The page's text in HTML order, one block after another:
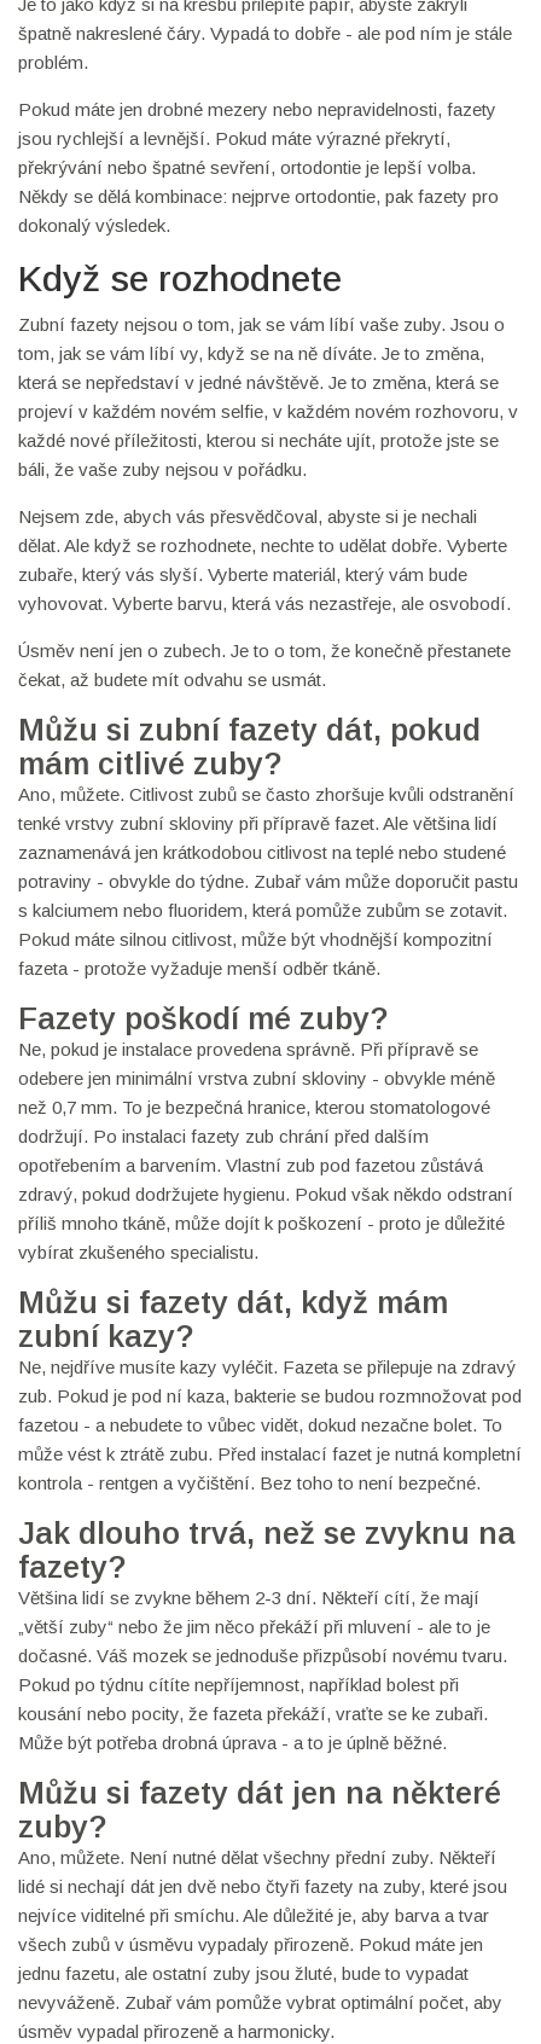
Je to jako když si na kresbu přilepíte papír, abyste zakryli
špatně nakreslené čáry. Vypadá to dobře - ale pod ním je stále
problém.
Pokud máte jen drobné mezery nebo nepravidelnosti, fazety
jsou rychlejší a levnější. Pokud máte výrazné překrytí,
překrývání nebo špatné sevření, ortodontie je lepší volba.
Někdy se dělá kombinace: nejprve ortodontie, pak fazety pro
dokonalý výsledek.
Když se rozhodnete
Zubní fazety nejsou o tom, jak se vám líbí vaše zuby. Jsou o
tom, jak se vám líbí vy, když se na ně díváte. Je to změna,
která se nepředstaví v jedné návštěvě. Je to změna, která se
projeví v každém novém selfie, v každém novém rozhovoru, v
každé nové příležitosti, kterou si necháte ujít, protože jste se
báli, že vaše zuby nejsou v pořádku.
Nejsem zde, abych vás přesvědčoval, abyste si je nechali
dělat. Ale když se rozhodnete, nechte to udělat dobře. Vyberte
zubaře, který vás slyší. Vyberte materiál, který vám bude
vyhovovat. Vyberte barvu, která vás nezastřeje, ale osvobodí.
Úsměv není jen o zubech. Je to o tom, že konečně přestanete
čekat, až budete mít odvahu se usmát.
Můžu si zubní fazety dát, pokud
mám citlivé zuby?
Ano, můžete. Citlivost zubů se často zhoršuje kvůli odstranění
tenké vrstvy zubní skloviny při přípravě fazet. Ale většina lidí
zaznamenává jen krátkodobou citlivost na teplé nebo studené
potraviny - obvykle do týdne. Zubař vám může doporučit pastu
s kalciumem nebo fluoridem, která pomůže zubům se zotavit.
Pokud máte silnou citlivost, může být vhodnější kompozitní
fazeta - protože vyžaduje menší odběr tkáně.
Fazety poškodí mé zuby?
Ne, pokud je instalace provedena správně. Při přípravě se
odebere jen minimální vrstva zubní skloviny - obvykle méně
než 0,7 mm. To je bezpečná hranice, kterou stomatologové
dodržují. Po instalaci fazety zub chrání před dalším
opotřebením a barvením. Vlastní zub pod fazetou zůstává
zdravý, pokud dodržujete hygienu. Pokud však někdo odstraní
příliš mnoho tkáně, může dojít k poškození - proto je důležité
vybírat zkušeného specialistu.
Můžu si fazety dát, když mám
zubní kazy?
Ne, nejdříve musíte kazy vyléčit. Fazeta se přilepuje na zdravý
zub. Pokud je pod ní kaza, bakterie se budou rozmnožovat pod
fazetou - a nebudete to vůbec vidět, dokud nezačne bolet. To
může vést k ztrátě zubu. Před instalací fazet je nutná kompletní
kontrola - rentgen a vyčištění. Bez toho to není bezpečné.
Jak dlouho trvá, než se zvyknu na
fazety?
Většina lidí se zvykne během 2-3 dní. Někteří cítí, že mají
„větší zuby“ nebo že jim něco překáží při mluvení - ale to je
dočasné. Váš mozek se jednoduše přizpůsobí novému tvaru.
Pokud po týdnu cítíte nepříjemnost, například bolest při
kousání nebo pocity, že fazeta překáží, vraťte se ke zubaři.
Může být potřeba drobná úprava - a to je úplně běžné.
Můžu si fazety dát jen na některé
zuby?
Ano, můžete. Není nutné dělat všechny přední zuby. Někteří
lidé si nechají dát jen dvě nebo čtyři fazety na zuby, které jsou
nejvíce viditelné při smíchu. Ale důležité je, aby barva a tvar
všech zubů v úsměvu vypadaly přirozeně. Pokud máte jen
jednu fazetu, ale ostatní zuby jsou žluté, bude to vypadat
nevyváženě. Zubař vám pomůže vybrat optimální počet, aby
úsměv vypadal přirozeně a harmonicky.